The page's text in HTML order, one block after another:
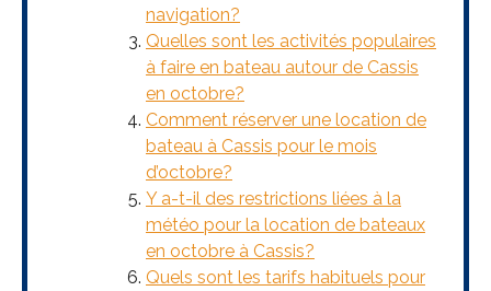
navigation?
Quelles sont les activités populaires
à faire en bateau autour de Cassis
en octobre?
Comment réserver une location de
bateau à Cassis pour le mois
d’octobre?
Y a-t-il des restrictions liées à la
météo pour la location de bateaux
en octobre à Cassis?
Quels sont les tarifs habituels pour